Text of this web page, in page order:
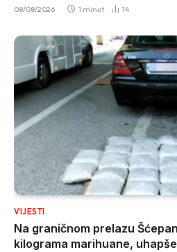
08/08/2026 1 minut 14
VIJESTI
Na graničnom prelazu
kilograma marihuane,